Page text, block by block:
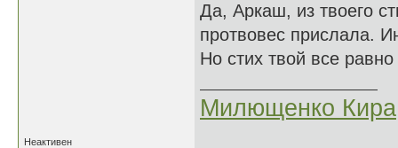
Да, Аркаш, из твоего
протвовес прислала.
Но стих твой все равно
Милющенко Кира
Неактивен